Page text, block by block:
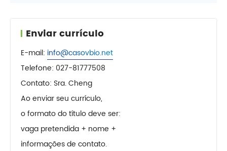
Enviar currículo
E-mail: info@casovbio.net
Telefone: 027-81777508
Contato: Sra. Cheng
Ao enviar seu currículo,
o formato do título deve ser:
vaga pretendida + nome +
informações de contato.